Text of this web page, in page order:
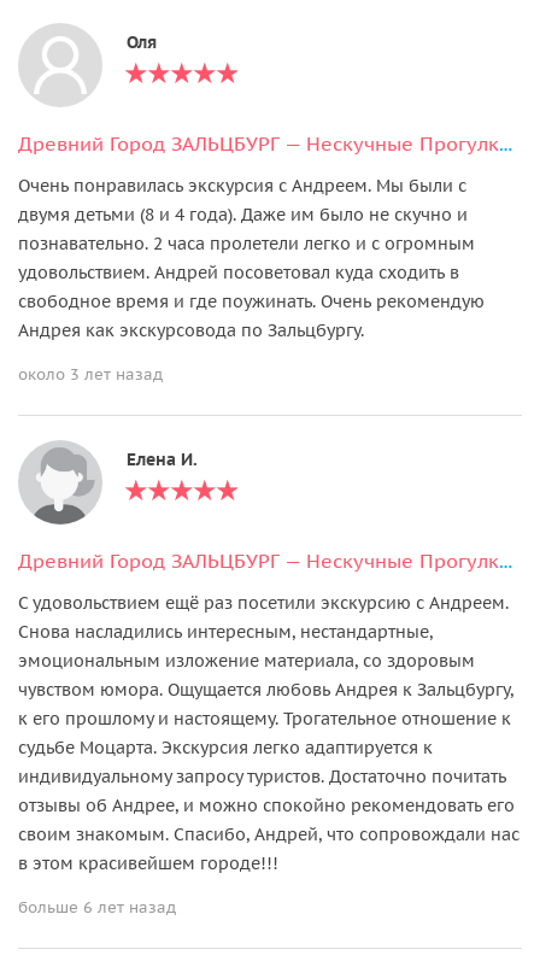
Оля
Древний Город ЗАЛЬЦБУРГ — Нескучные Прогулки по Сцене Мира
Очень понравилась экскурсия с Андреем. Мы были с
двумя детьми (8 и 4 года). Даже им было не скучно и
познавательно. 2 часа пролетели легко и с огромным
удовольствием. Андрей посоветовал куда сходить в
свободное время и где поужинать. Очень рекомендую
Андрея как экскурсовода по Зальцбургу.
около 3 лет назад
Елена И.
Древний Город ЗАЛЬЦБУРГ — Нескучные Прогулки по Сцене Мира
С удовольствием ещё раз посетили экскурсию с Андреем.
Снова насладились интересным, нестандартные,
эмоциональным изложение материала, со здоровым
чувством юмора. Ощущается любовь Андрея к Зальцбургу,
к его прошлому и настоящему. Трогательное отношение к
судьбе Моцарта. Экскурсия легко адаптируется к
индивидуальному запросу туристов. Достаточно почитать
отзывы об Андрее, и можно спокойно рекомендовать его
своим знакомым. Спасибо, Андрей, что сопровождали нас
в этом красивейшем городе!!!
больше 6 лет назад